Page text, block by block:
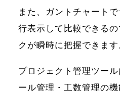
また、ガントチャート
行表示して比較できる
クが瞬時に把握できます
プロジェクト管理ツー
ール管理・工数管理の